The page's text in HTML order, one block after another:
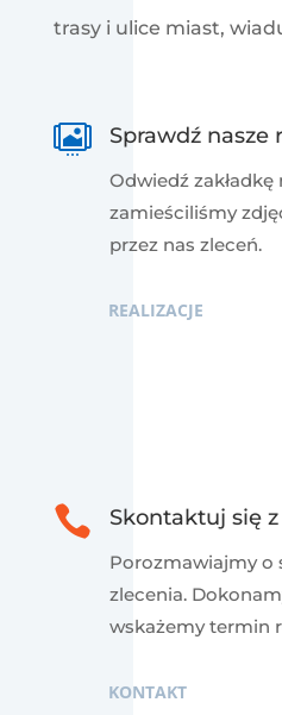
trasy i ulice miast,
 Sprawdź nasze
Odwiedź
zamieściliśmy
przez nas zleceń.
REALIZACJE
 Skontaktuj się
Porozmawiajmy o
zlecenia.
wskażemy termin
KONTAKT